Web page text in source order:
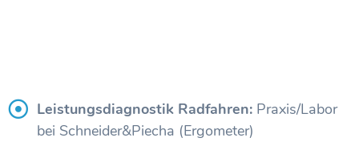
Leistungsdiagnostik Radfahren: Praxis/Labor
bei Schneider&Piecha (Ergometer)